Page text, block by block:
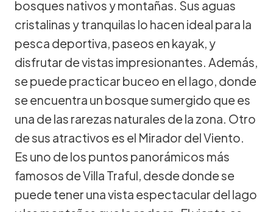
bosques nativos y montañas. Sus aguas
cristalinas y tranquilas lo hacen ideal para la
pesca deportiva, paseos en kayak, y
disfrutar de vistas impresionantes. Además,
se puede practicar buceo en el lago, donde
se encuentra un bosque sumergido que es
una de las rarezas naturales de la zona. Otro
de sus atractivos es el Mirador del Viento.
Es uno de los puntos panorámicos más
famosos de Villa Traful, desde donde se
puede tener una vista espectacular del lago